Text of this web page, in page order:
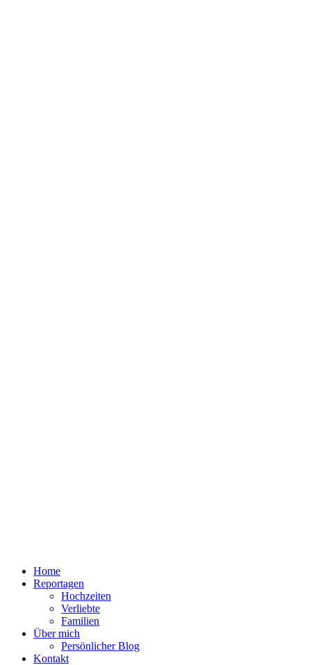
Home
Reportagen
Hochzeiten
Verliebte
Familien
Über mich
Persönlicher Blog
Kontakt